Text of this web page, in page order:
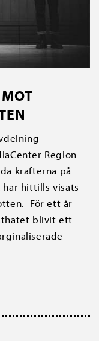
Region
krafterna på
har hittills visats
För ett år
blivit ett